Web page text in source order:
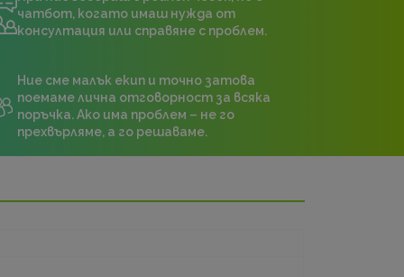
чатбот, когато имаш нужда от
консултация или справяне с проблем.
Ние сме малък екип и точно затова
поемаме лична отговорност за всяка
поръчка. Ако има проблем – не го
прехвърляме, а го решаваме.